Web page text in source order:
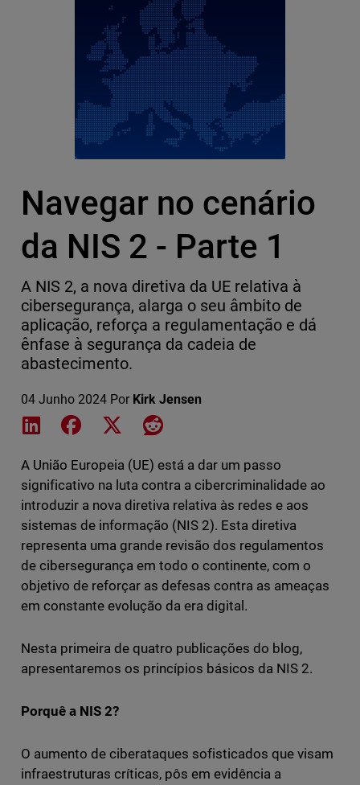
Navegar no cenário
da NIS 2 - Parte 1
A NIS 2, a nova diretiva da UE relativa à
cibersegurança, alarga o seu âmbito de
aplicação, reforça a regulamentação e dá
ênfase à segurança da cadeia de
abastecimento.
04 Junho 2024 Por Kirk Jensen
Share on LinkedIn
Share on Facebook
Share on XShare on Reddit
A União Europeia (UE) está a dar um passo
significativo na luta contra a cibercriminalidade ao
introduzir a nova diretiva relativa às redes e aos
sistemas de informação (NIS 2). Esta diretiva
representa uma grande revisão dos regulamentos
de cibersegurança em todo o continente, com o
objetivo de reforçar as defesas contra as ameaças
em constante evolução da era digital.
Nesta primeira de quatro publicações do blog,
apresentaremos os princípios básicos da NIS 2.
Porquê a NIS 2?
O aumento de ciberataques sofisticados que visam
infraestruturas críticas, pôs em evidência a